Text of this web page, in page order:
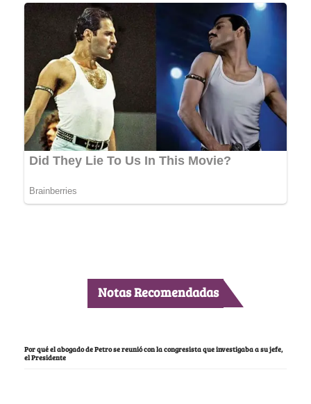
Notas Recomendadas
Por qué el abogado de Petro se reunió con la congresista que investigaba a su jefe,
el Presidente